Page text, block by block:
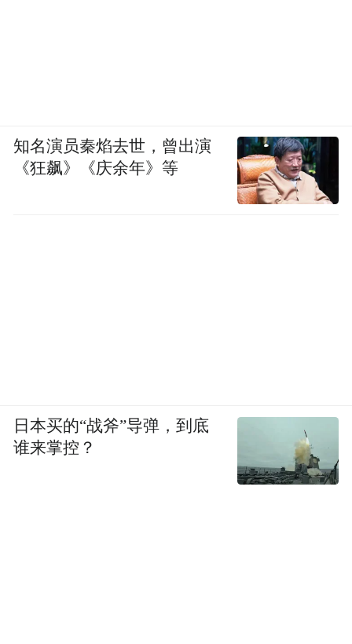
知名演员秦焰去世，曾出演
《狂飙》《庆余年》等
日本买的“战斧”导弹，到底
谁来掌控？